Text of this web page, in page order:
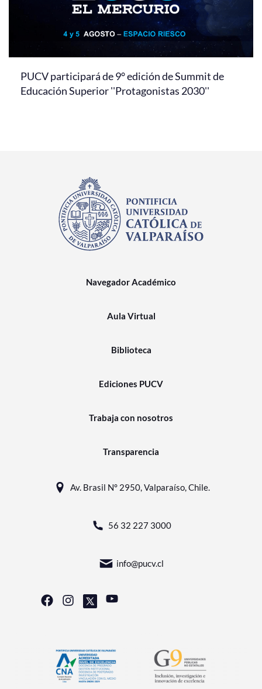
PUCV participará de 9° edición de Summit de
Educación Superior ''Protagonistas 2030''
Navegador Académico
Aula Virtual
Biblioteca
Ediciones PUCV
Trabaja con nosotros
Transparencia
Av. Brasil N° 2950, Valparaíso, Chile.
56 32 227 3000
info@pucv.cl